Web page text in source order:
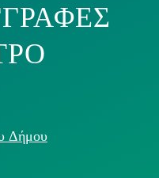
Δήμου